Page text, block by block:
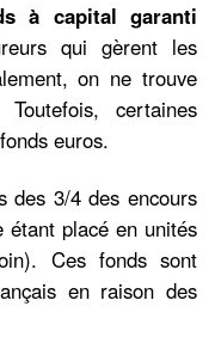
à capital garanti
qui gèrent les
on ne trouve
certaines
euros.
des 3/4 des encours
étant placé en unités
Ces fonds sont
en raison des